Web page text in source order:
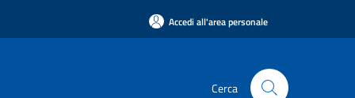
Accedi all'area personale
Cerca